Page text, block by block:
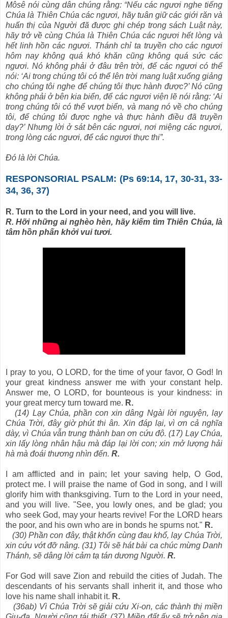
Môsê nói cùng dân chúng rằng: “Nếu các ngươi nghe tiếng
Chúa là Thiên Chúa các ngươi, hãy tuân giữ các giới răn và
huấn thị của Người đã được ghi chép trong sách Luật này,
hãy trở về cùng Chúa là Thiên Chúa các ngươi hết lòng và
hết linh hồn các ngươi. Thánh chỉ ta truyền cho các ngươi
hôm nay không quá khó khăn cũng không quá sức các
ngươi. Nó không phải ở đâu trên trời, để các ngươi có thể
nói: ‘Ai trong chúng tôi có thể lên trời mang luật xuống giảng
cho chúng tôi nghe để chúng tôi thực hành được?’ Nó cũng
không phải ở bên kia biển, để các ngươi viện lẽ nói rằng: ‘Ai
trong chúng tôi có thể vượt biển, và mang nó về cho chúng
tôi, để chúng tôi được nghe và thực hành điều đã truyền
dạy?’ Nhưng lời ở sát bên các ngươi, nơi miệng các ngươi,
trong lòng các ngươi, để các ngươi thực thi”.
Ðó là lời Chúa.
RESPONSORIAL PSALM: (Ps 69:14, 17, 30-31, 33-
34, 36, 37)
R. Turn to the Lord in your need, and you will live.
R. Hỡi những ai nghèo hèn, hãy kiếm tìm Thiên Chúa, là
tâm hồn phấn khởi vui tươi.
I pray to you, O LORD, for the time of your favor, O God! In
your great kindness answer me with your constant help.
Answer me, O LORD, for bounteous is your kindness: in
your great mercy turn toward me. R.
(14) Lạy Chúa, phần con xin dâng Ngài lời nguyện, lạy
Chúa Trời, đây giờ phút thi ân. Xin đáp lại, vì ơn cả nghĩa
dày, vì Chúa vẫn trung thành ban ơn cứu độ. (17) Lạy Chúa,
xin lấy lòng nhân hậu mà đáp lại lời con; xin mở lượng hải
hà mà đoái thương nhìn đến. R.
I am afflicted and in pain; let your saving help, O God,
protect me. I will praise the name of God in song, and I will
glorify him with thanksgiving. Turn to the Lord in your need,
and you will live. "See, you lowly ones, and be glad; you
who seek God, may your hearts revive! For the LORD hears
the poor, and his own who are in bonds he spurns not." R.
(30) Phần con đây, thật khốn cùng đau khổ, lạy Chúa Trời,
xin cứu vớt đỡ nâng. (31) Tôi sẽ hát bài ca chúc mừng Danh
Thánh, sẽ dâng lời cảm tạ tán dương Người. R.
For God will save Zion and rebuild the cities of Judah. The
descendants of his servants shall inherit it, and those who
love his name shall inhabit it. R.
(36ab) Vì Chúa Trời sẽ giải cứu Xi-on, các thành thị miền